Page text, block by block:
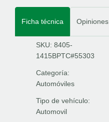
Ficha técnica Opiniones
SKU: 8405-
1415BPTC#55303
Categoría:
Automóviles
Tipo de vehículo:
Automovil